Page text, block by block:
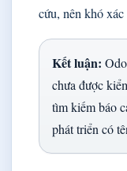
cứu, nên khó
Kết luận:
chưa được
tìm kiếm báo
phát triển có